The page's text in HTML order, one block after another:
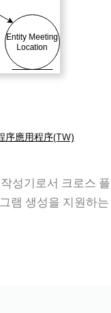
序應用程序(TW)
성기로서 크로스
램 생성을 지원하